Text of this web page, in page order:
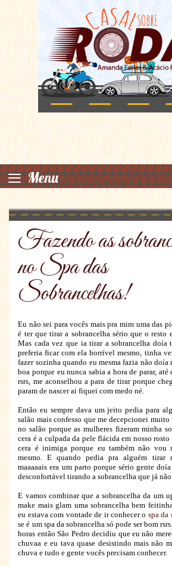
≡ Menu
Fazendo as
no Spa das
Sobrancelhas!
Eu não sei para vocês mais pra mim uma das
é ter que tirar a sobrancelha sério que o resto
Mas cada vez que ia tirar a sobrancelha doía
preferia ficar com ela horrível mesmo, tinha
fazer sozinha quando eu mesma fazia não doía
boa porque eu nunca sabia a hora de parar,
rsrs, me aconselhou a para de tirar porque
param de nascer ai fiquei com medo né.
Então eu sempre dava um jeito pedia para
salão mais confesso que me decepcionei
no salão porque as mulheres fizeram minha
cera é a culpada da pele flácida em nosso
cera é inimiga porque eu também não vou
mesmo. E quando pedia pra alguém tirar
maaaaais era um parto porque sério gente
desconfortável tirando a sobrancelha que já
E vamos combinar que a sobrancelha da um
make mais glam uma sobrancelha bem
eu estava com vontade de ir conhecer o spa da
se é um spa da sobrancelha só pode ser bom
horas então São Pedro decidiu que eu não
chuvaa e eu tava quase desistindo mais não
chuva e tudo e gente vocês precisam conhecer.